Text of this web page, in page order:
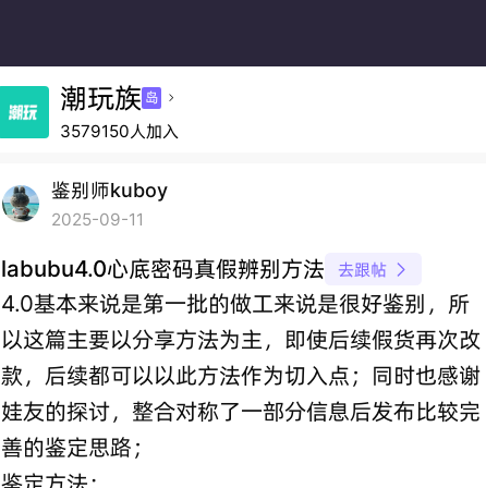
潮玩族 岛 
3579150人加入
鉴别师kuboy
2025-09-11
labubu4.0心底密码真假辨别方法 去跟帖 
4.0基本来说是第一批的做工来说是很好鉴别，所
以这篇主要以分享方法为主，即使后续假货再次改
款，后续都可以以此方法作为切入点；同时也感谢
娃友的探讨，整合对称了一部分信息后发布比较完
善的鉴定思路；